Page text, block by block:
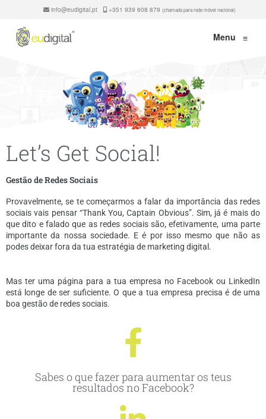
+351 939 608 879 (chamada para rede móvel nacional)
info@eudigital.pt
Menu ≡
Let’s Get Social!
Gestão de Redes Sociais
Provavelmente, se te começarmos a falar da importância das redes
sociais vais pensar “Thank You, Captain Obvious”. Sim, já é mais do
que dito e falado que as redes sociais são, efetivamente, uma parte
importante da nossa sociedade. E é por isso mesmo que não as
podes deixar fora da tua estratégia de marketing digital.
Mas ter uma página para a tua empresa no Facebook ou LinkedIn
está longe de ser suficiente. O que a tua empresa precisa é de uma
boa gestão de redes sociais.
Sabes o que fazer para aumentar os teus
resultados no Facebook?